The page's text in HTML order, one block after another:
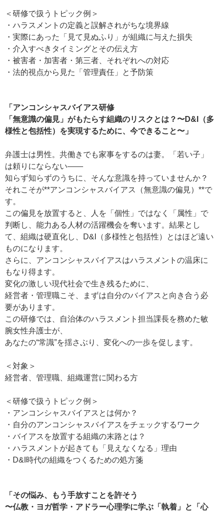
＜研修で扱うトピック例＞
・ハラスメントの定義と誤解されがちな境界線
・実際にあった「見て見ぬふり」が組織に与えた損失
・介入すべきタイミングとその伝え方
・被害者・加害者・第三者、それぞれへの対応
・法的視点から見た「管理責任」と予防策
「アンコンシャスバイアス研修
「無意識の偏見」がもたらす組織のリスクとは？〜D&I（多
様性と包括性）を実現するために、今できること〜」
弁護士は男性。共働きでも家事をするのは妻。「若い子」
は頼りにならない――
知らず知らずのうちに、そんな意識を持っていませんか？
それこそが**アンコンシャスバイアス（無意識の偏見）**で
す。
この偏見を放置すると、人を「個性」ではなく「属性」で
判断し、能力ある人材の活躍機会を奪います。結果とし
て、組織は硬直化し、D&I（多様性と包括性）とはほど遠い
ものになります。
さらに、アンコンシャスバイアスはハラスメントの温床に
もなり得ます。
変化の激しい現代社会で生き残るために、
経営者・管理職こそ、まずは自分のバイアスと向き合う必
要があります。
この研修では、自治体のハラスメント担当課長を務めた敏
腕女性弁護士が、
あなたの“常識”を揺さぶり、変化への一歩を促します。
＜対象＞
経営者、管理職、組織運営に関わる方
＜研修で扱うトピック例＞
・アンコンシャスバイアスとは何か？
・自分のアンコンシャスバイアスをチェックするワーク
・バイアスを放置する組織の末路とは？
・ハラスメントが起きても「見えなくなる」理由
・D&I時代の組織をつくるための処方箋
「その悩み、もう手放すことを許そう
〜仏教・ヨガ哲学・アドラー心理学に学ぶ「執着」と「心